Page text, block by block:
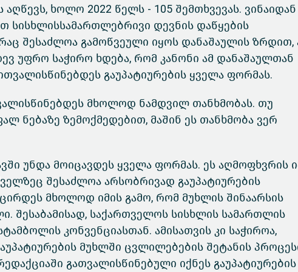
აღწევს, ხოლო 2022 წელს - 105 შემთხვევას. ვინაიდან
სისხლისსამართლებრივი დევნის დაწყების
შესაძლოა გამოწვეული იყოს დანაშაულის ზრდით,
უფრო საჭირო ხდება, რომ კანონი ამ დანაშაულთან
გაუპატიურების ყველა ფორმას.
მხოლოდ ნამდვილ თანხმობას. თუ
ნებაზე ზემოქმედებით, მაშინ ეს თანხმობა ვერ
უნდა მოიცავდეს ყველა ფორმას. ეს აღმოფხვრის
შესაძლოა არსობრივად გაუპატიურების
მხოლოდ იმის გამო, რომ მუხლის შინაარსის
შესაბამისად, საქართველოს სისხლის სამართლის
კონვენციასთან. ამისათვის კი საჭიროა,
მუხლში ცვლილებების შეტანის
გათვალისწინებული იქნეს გაუპატიურების